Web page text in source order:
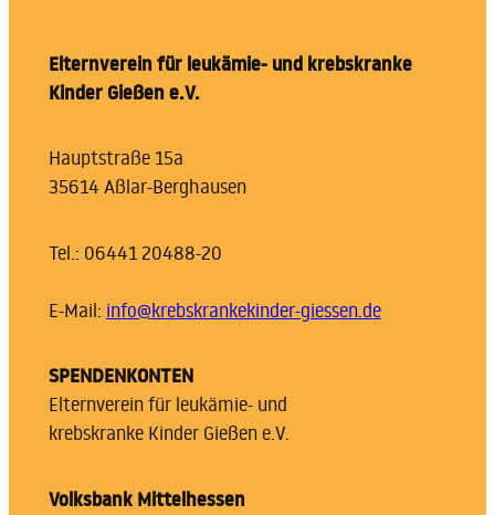
Elternverein für leukämie- und krebskranke
Kinder Gießen e.V.
Hauptstraße 15a
35614 Aßlar-Berghausen
Tel.: 06441 20488-20
E-Mail: info@krebskrankekinder-giessen.de
SPENDENKONTEN
Elternverein für leukämie- und
krebskranke Kinder Gießen e.V.
Volksbank Mittelhessen